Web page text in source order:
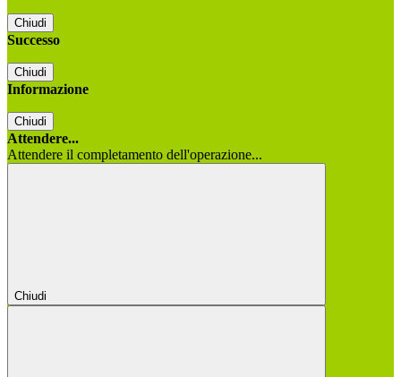
Chiudi
Successo
Chiudi
Informazione
Chiudi
Attendere...
Attendere il completamento dell'operazione...
Chiudi